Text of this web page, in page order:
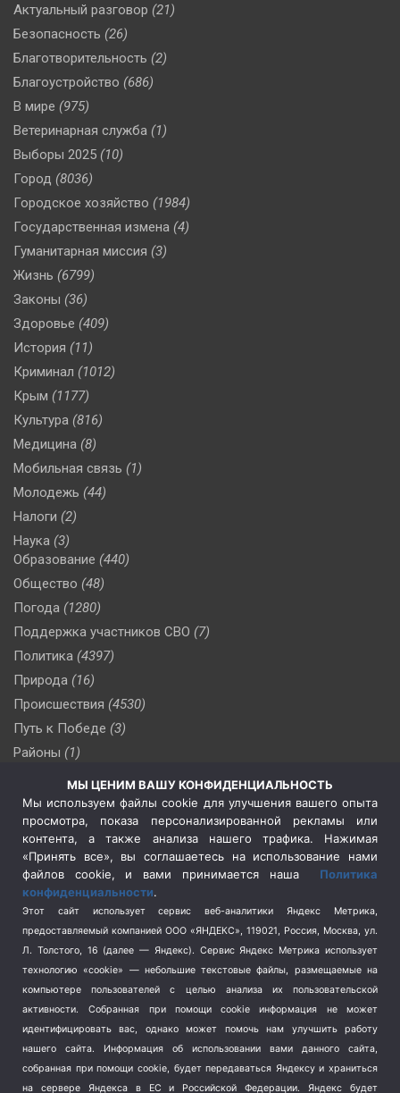
Актуальный разговор (21)
Безопасность (26)
Благотворительность (2)
Благоустройство (686)
В мире (975)
Ветеринарная служба (1)
Выборы 2025 (10)
Город (8036)
Городское хозяйство (1984)
Государственная измена (4)
Гуманитарная миссия (3)
Жизнь (6799)
Законы (36)
Здоровье (409)
История (11)
Криминал (1012)
Крым (1177)
Культура (816)
Медицина (8)
Мобильная связь (1)
Молодежь (44)
Налоги (2)
Наука (3)
Образование (440)
Общество (48)
Погода (1280)
Поддержка участников СВО (7)
Политика (4397)
Природа (16)
Происшествия (4530)
Путь к Победе (3)
Районы (1)
(510)
Сельское хозяйство (3)
Социальная политика
(3)
Спецоперация в Украине
Спецоперация на Украине
(404)
Спорт (740)
Терроризм (1)
Транспорт (262)
Туризм (178)
Флот (76)
Школа и спорт (2)
МЫ ЦЕНИМ ВАШУ КОНФИДЕНЦИАЛЬНОСТЬ
Мы используем файлы cookie для улучшения вашего опыта
просмотра, показа персонализированной рекламы или
контента, а также анализа нашего трафика. Нажимая
«Принять все», вы соглашаетесь на использование нами
файлов cookie, и вами принимается наша Политика
конфиденциальности.
Этот сайт использует сервис веб-аналитики Яндекс Метрика,
предоставляемый компанией ООО «ЯНДЕКС», 119021, Россия, Москва, ул.
Л. Толстого, 16 (далее — Яндекс). Сервис Яндекс Метрика использует
технологию «cookie» — небольшие текстовые файлы, размещаемые на
компьютере пользователей с целью анализа их пользовательской
активности.
Собранная при помощи cookie информация не может
идентифицировать вас, однако может помочь нам улучшить работу
нашего сайта. Информация об использовании вами данного сайта,
собранная при помощи cookie, будет передаваться Яндексу и храниться
на сервере Яндекса в ЕС и Российской Федерации. Яндекс будет